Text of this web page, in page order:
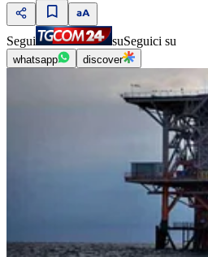
Segui suSeguici su
whatsapp discover